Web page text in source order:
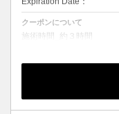
クーポンについて
施術時間_約３時間
ホットパーマ（デジタル
●お時間、選択メニュー
●担当者により指名料が